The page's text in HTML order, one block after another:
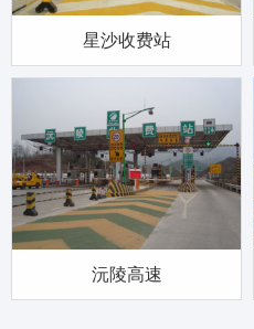
星沙收费站
沅陵高速